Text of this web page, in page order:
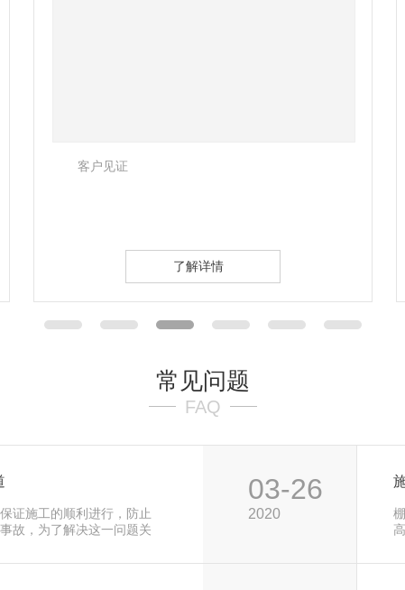
常见问题
FAQ
证施工的顺利进行，防止
故，为了解决这一问题关
靠能时刻处于安全状态，
03-26
2020